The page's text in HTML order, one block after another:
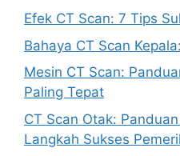
Efek CT Scan: 7 Tips
Bahaya CT Scan
Mesin CT Scan:
Paling Tepat
CT Scan Otak:
Langkah Sukses